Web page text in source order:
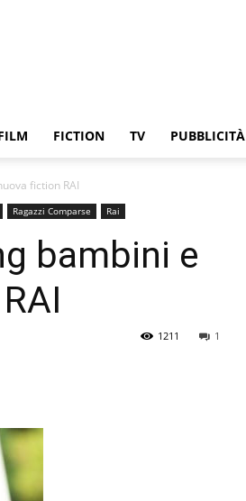
FICTION TV PUBBLICITÀ
fiction RAI
Ragazzi Comparse Rai
bambini e
1
1211